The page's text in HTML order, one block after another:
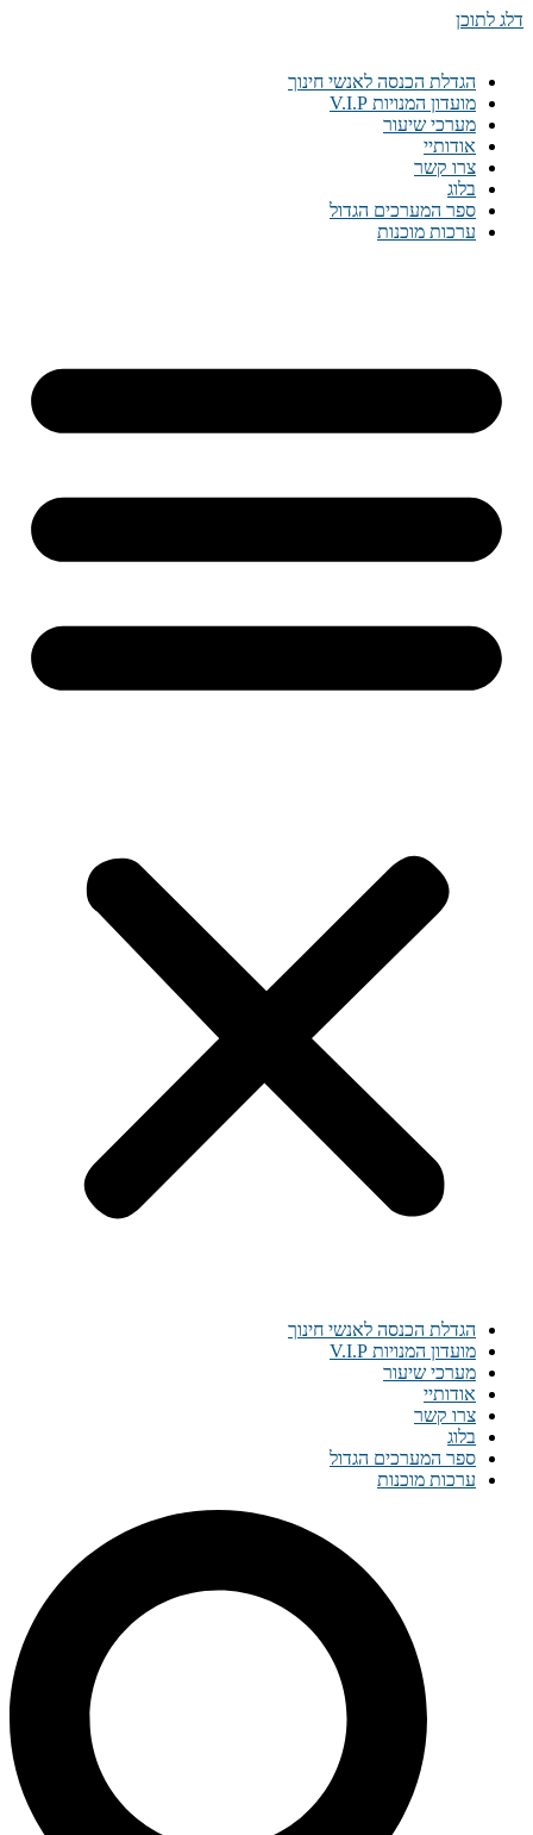
דלג לתוכן
הגדלת הכנסה לאנשי חינוך
מועדון המנויות V.I.P
מערכי שיעור
אודותיי
צרו קשר
בלוג
ספר המערכים הגדול
ערכות מוכנות
הגדלת הכנסה לאנשי חינוך
מועדון המנויות V.I.P
מערכי שיעור
אודותיי
צרו קשר
בלוג
ספר המערכים הגדול
ערכות מוכנות